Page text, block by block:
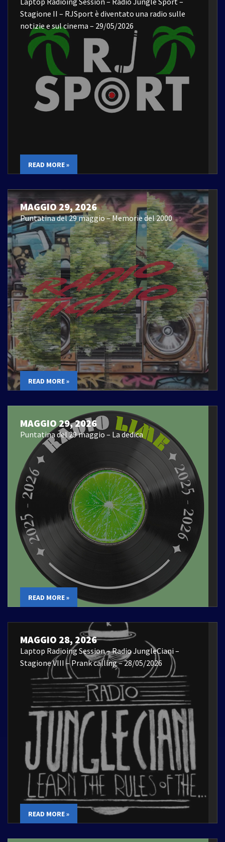
Stagione II – RJSport è diventato una radio sulle
notizie e sul cinema – 29/05/2026
READ MORE »
MAGGIO 29, 2026
Puntatina del 29 maggio – Memorie del 2000
READ MORE »
MAGGIO 29, 2026
Puntatina del 29 maggio – La dedica
READ MORE »
MAGGIO 28, 2026
Laptop Radioing Session – Radio JungleCiani –
Stagione VIII – Prank calling – 28/05/2026
READ MORE »